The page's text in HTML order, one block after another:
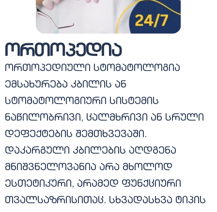
ორთოპედია
ორთოპედიული სტომატოლოგია
ემსახურება კბილის ან
სტომატოლოგიური სისტემის
ნაწილობრივი, ცალმხრივი ან სრული
დეფექტების შემთხვევაში.
დაკარგული კბილების აღდგენა
მნიშვნელოვანია არა მხოლოდ
ესთეტიკური, არამედ ფუნქციური
თვალსაზრისითაც. სხვადასხვა ტიპის